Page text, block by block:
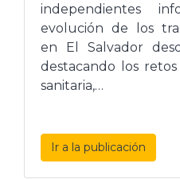
independientes
evolución de los
en El Salvador
destacando los
sanitaria,…
Ir a la publicación